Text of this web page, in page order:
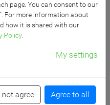
4:2
Vario Elemente
page. You can consent to our
For more information about
how it is shared with our
Policy.
My settings
not agree Agree to all